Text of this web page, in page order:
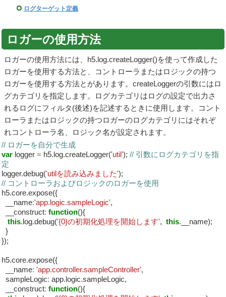
ログターゲット定義
ロガーの使用方法
ロガーの使用方法には、 h5.log.createLogger()を使って作成した
ロガーを使用する方法と、コントローラまたはロジックの持つ
ロガーを使用する方法とがあります。createLoggerの引数にはロ
グカテゴリを指定します。ログカテゴリはログの設定で出力さ
れるログにフィルタ(後述)を記述するときに使用します。コント
ローラまたはロジックの持つロガーのログカテゴリにはそれぞ
れコントローラ名、ロジック名が設定されます。
// ロガーを自分で生成
var logger = h5.log.createLogger('util'); // 引数にログカテゴリを指
定
logger.debug('utilを読み込みました');
// コントローラおよびロジックのロガーを使用
h5.core.expose({
__name:'app.logic.sampleLogic',
__construct: function(){
this.log.debug('{0}の初期化処理を開始します', this.__name);
}
});
h5.core.expose({
__name: 'app.controller.sampleController',
sampleLogic: app.logic.sampleLogic,
__construct: function(){